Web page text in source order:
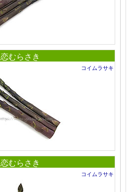
恋むらさき
コイムラサキ
恋むらさき
コイムラサキ